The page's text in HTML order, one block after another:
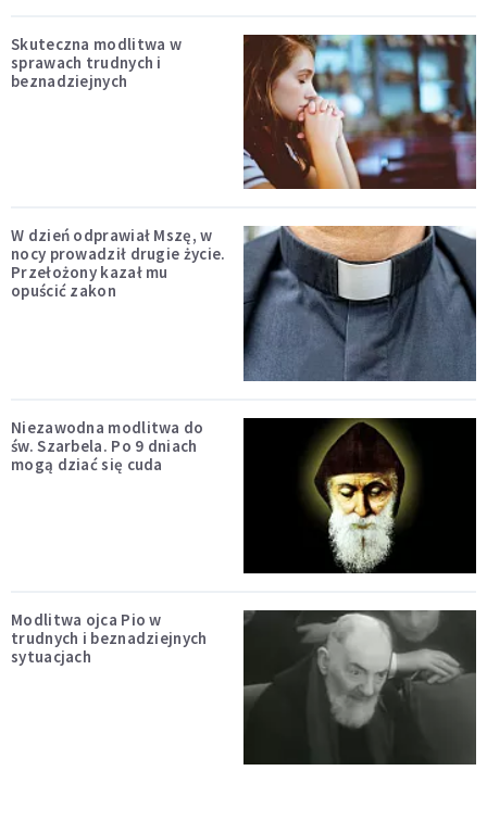
Skuteczna modlitwa w
sprawach trudnych i
beznadziejnych
W dzień odprawiał Mszę, w
nocy prowadził drugie życie.
Przełożony kazał mu
opuścić zakon
Niezawodna modlitwa do
św. Szarbela. Po 9 dniach
mogą dziać się cuda
Modlitwa ojca Pio w
trudnych i beznadziejnych
sytuacjach